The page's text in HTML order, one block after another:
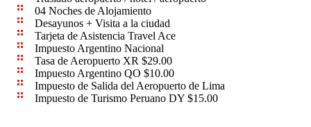
04 Noches de Alojamiento
Desayunos + Visita a la ciudad
Tarjeta de Asistencia Travel Ace
Impuesto Argentino Nacional
Tasa de Aeropuerto XR $29.00
Impuesto Argentino QO $10.00
Impuesto de Salida del Aeropuerto de Lima
Impuesto de Turismo Peruano DY $15.00